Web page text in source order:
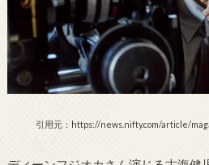
引用元：https://news.nifty.com/article/